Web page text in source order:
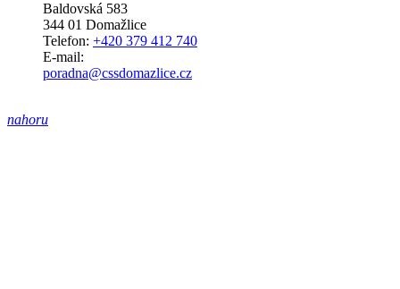
Baldovská 583
344 01 Domažlice
Telefon: +420 379 412 740
E-mail:
poradna@cssdomazlice.cz
nahoru